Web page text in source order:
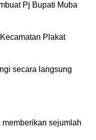
Pj Bupati Muba
Plakat
secara langsung
sejumlah